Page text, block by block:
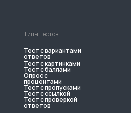
Тест с вариантами
ответов
Тест с картинками
Тест с баллами
Опрос с
процентами
Тест с пропусками
Тест с ссылкой
Тест с проверкой
ответов
Типы тестов